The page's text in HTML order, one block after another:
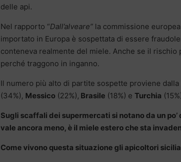
delle api.
Nel rapporto “Dall’alveare” la commissione
importato in Europa è sospettata di essere
conteneva realmente del miele. Anche se il
perché traggono in inganno.
Il numero più alto di partite sospette proviene dalla
(34%), Messico (22%), Brasile (18%) e Turchia
Sugli scaffali dei supermercati si notano da un
vale ancora meno, è il miele estero che sta
Come vivono questa situazione gli apicoltori